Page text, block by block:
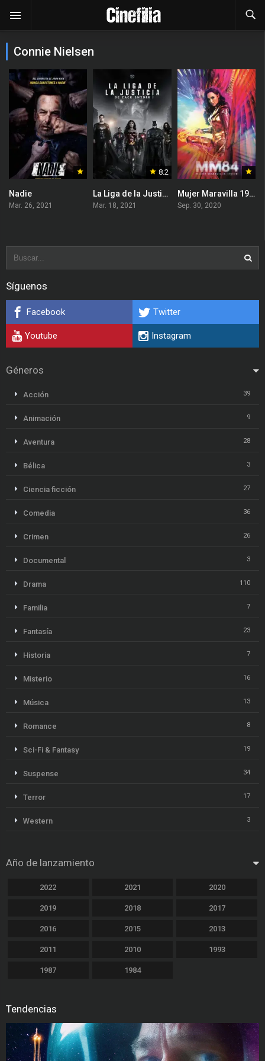
Connie Nielsen
Nadie
Mar. 26, 2021
8.2
La Liga de la Justicia de Zack Snyder
Mar. 18, 2021
Mujer Maravilla 1984
Sep. 30, 2020
Síguenos
Facebook Twitter
Youtube Instagram
Géneros
Acción 39
Animación 9
Aventura 28
Bélica 3
Ciencia ficción 27
Comedia 36
Crimen 26
Documental 3
Drama 110
Familia 7
Fantasía 23
Historia 7
Misterio 16
Música 13
Romance 8
Sci-Fi & Fantasy 19
Suspense 34
Terror 17
Western 3
Año de lanzamiento
2022 2021 2020
2019 2018 2017
2016 2015 2013
2011 2010 1993
1987 1984
Tendencias